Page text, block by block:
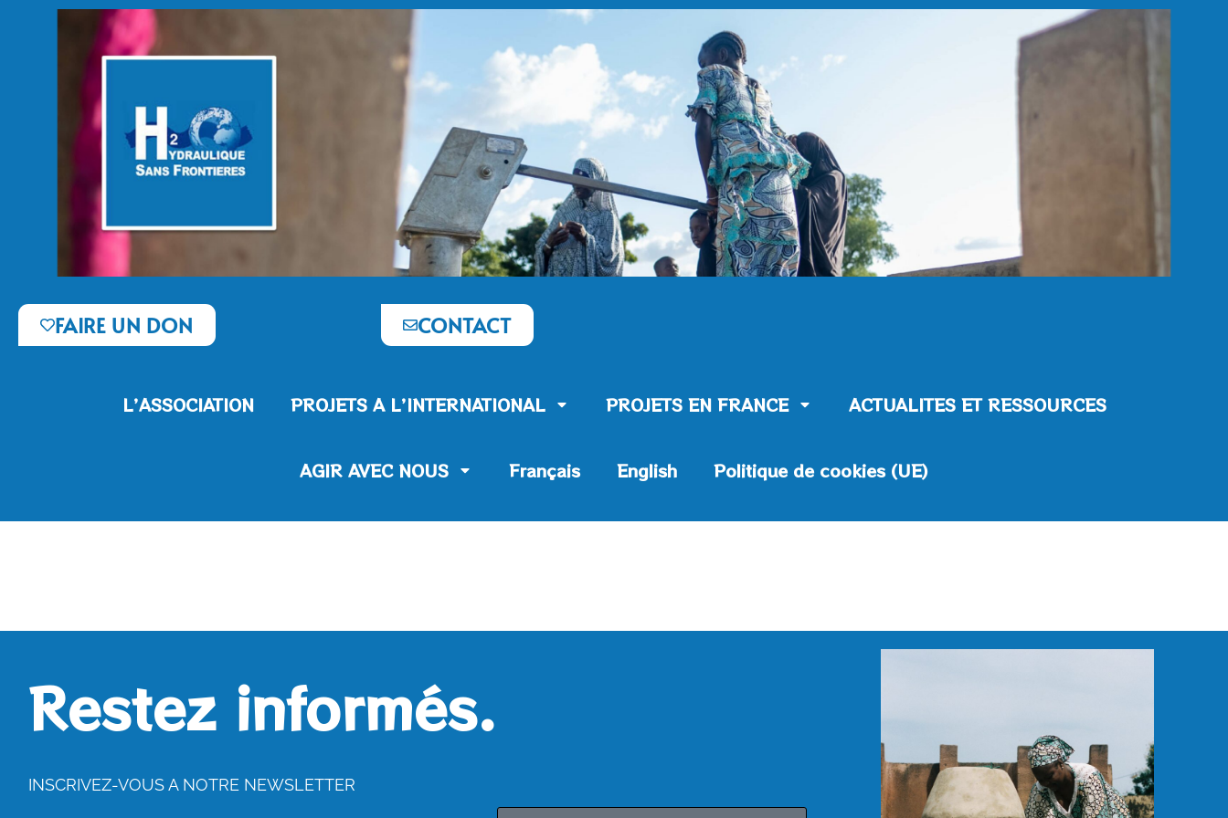
FAIRE UN DON CONTACT
L’ASSOCIATION PROJETS A L’INTERNATIONAL PROJETS EN FRANCE ACTUALITES ET RESSOURCES
AGIR AVEC NOUS Français English Politique de cookies (UE)
Restez informés.
INSCRIVEZ-VOUS A NOTRE NEWSLETTER